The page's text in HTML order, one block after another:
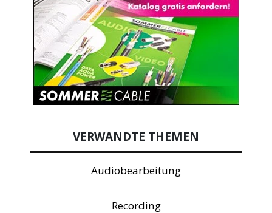
VERWANDTE THEMEN
Audiobearbeitung
Recording